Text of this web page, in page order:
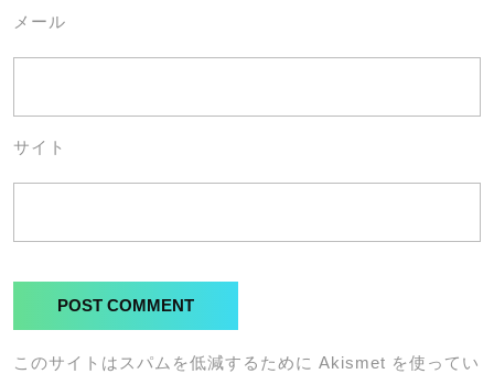
メール
サイト
このサイトはスパムを低減するために Akismet を使ってい